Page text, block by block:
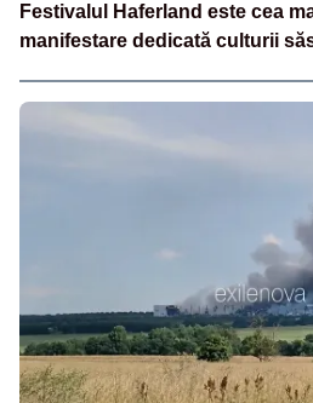
Festivalul Haferland este cea
manifestare dedicată culturii